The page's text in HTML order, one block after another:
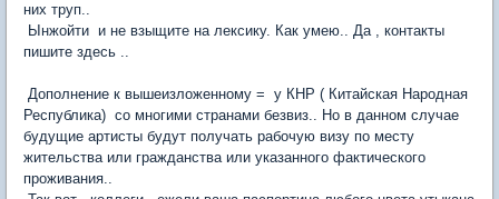
них труп..
Ынжойти и не взыщите на лексику. Как умею.. Да , контакты
пишите здесь ..
Дополнение к вышеизложенному = у КНР ( Китайская Народная
Республика) со многими странами безвиз.. Но в данном случае
будущие артисты будут получать рабочую визу по месту
жительства или гражданства или указанного фактического
проживания..